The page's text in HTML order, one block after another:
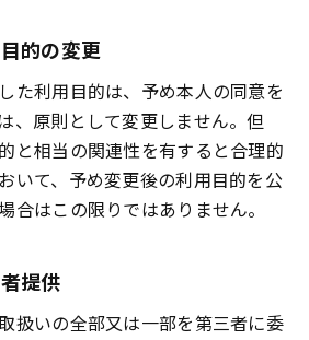
的の変更
た利用目的は、予め本人の同意を
、原則として変更しません。但
と相当の関連性を有すると合理的
いて、予め変更後の利用目的を公
合はこの限りではありません。
提供
扱いの全部又は一部を第三者に委